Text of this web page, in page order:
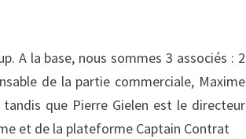
A la base, nous sommes 3 associés : 2
de la partie commerciale, Maxime
que Pierre Gielen est le directeur
et de la plateforme Captain Contrat